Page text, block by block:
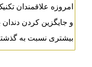
امروزه علاقمندان
و جایگزین کردن
بیشتری نسبت به